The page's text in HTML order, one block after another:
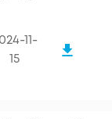
11-
15